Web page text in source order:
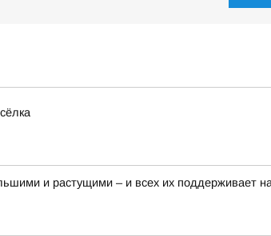
и растущими – и всех их поддерживает